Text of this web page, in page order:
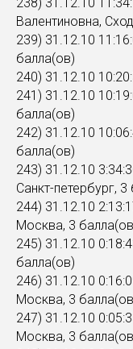
Валентиновна,
239) 31.12.10
балла(ов)
240) 31.12.10
241) 31.12.10
балла(ов)
242) 31.12.10
балла(ов)
243) 31.12.10
Санкт-петербург,
244) 31.12.10
Москва, 3
245) 31.12.10
балла(ов)
246) 31.12.10
Москва, 3
247) 31.12.10
Москва, 3